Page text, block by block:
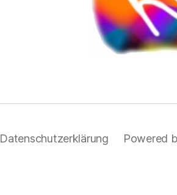
Datenschutzerklärung Powered